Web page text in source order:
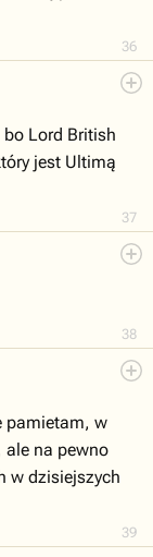
36
37
Lord British
jest Ultimą
38
39
pamietam, w
ale na pewno
w dzisiejszych